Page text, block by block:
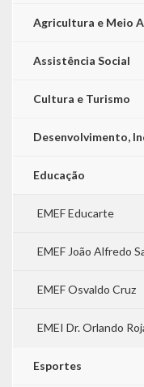
LEIS COMPLEMENTARES
DECRETOS
Publicações
Conselhos Municipais
Regulamentos
Editais
Planos
Agricultura e Meio
Assistência Social
Cultura e Turismo
Desenvolvimento,
Educação
EMEF Educarte
EMEF João Alfredo
EMEF Osvaldo Cruz
EMEI Dr. Orlando
Esportes